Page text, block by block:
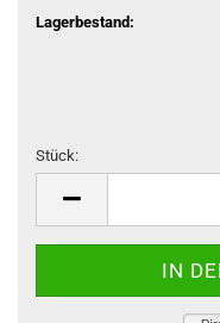
Lagerbestand:
Stück: